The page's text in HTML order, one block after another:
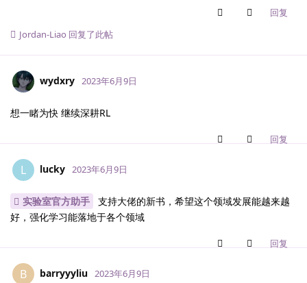
回复
Jordan-Liao 回复了此帖
wydxry 2023年6月9日
想一睹为快 继续深耕RL
回复
L lucky 2023年6月9日
实验室官方助手
支持大佬的新书，希望这个领域发展能越来越
好，强化学习能落地于各个领域
回复
B barryyyliu 2023年6月9日